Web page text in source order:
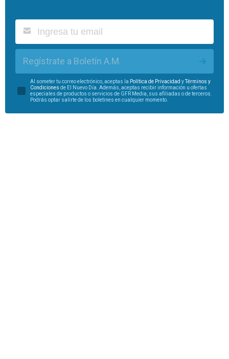
Regístrate a Boletín A.M.
Al someter tu correo electrónico, aceptas la Política de Privacidad y
Términos y
Condiciones de El Nuevo Día. Además, aceptas recibir información u ofertas
especiales de productos o servicios de GFR Media, sus afiliadas o de terceros.
Podrás optar salirte de los boletines en cualquier momento.